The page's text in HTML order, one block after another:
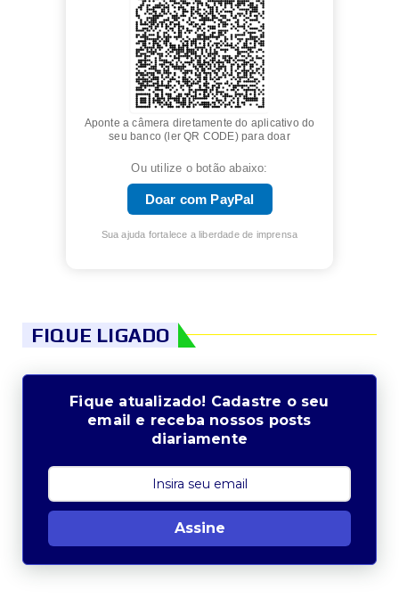
Aponte a câmera diretamente do aplicativo do
seu banco (ler QR CODE) para doar
Ou utilize o botão abaixo:
Doar com PayPal
Sua ajuda fortalece a liberdade de imprensa
FIQUE LIGADO
Fique atualizado! Cadastre o seu
email e receba nossos posts
diariamente
Assine